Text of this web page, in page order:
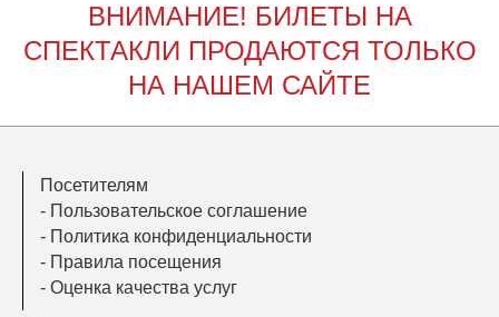
ВНИМАНИЕ! БИЛЕТЫ НА
СПЕКТАКЛИ ПРОДАЮТСЯ ТОЛЬКО
НА НАШЕМ САЙТЕ
Посетителям
- Пользовательское соглашение
- Политика конфиденциальности
- Правила посещения
- Оценка качества услуг